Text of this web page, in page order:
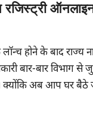
होने के बाद राज्य
बार-बार विभाग से
क्योंकि अब आप घर